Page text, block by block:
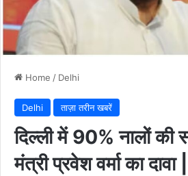
Home / Delhi
Delhi ताज़ा तरीन खबरें
दिल्ली में 90% नालों की
मंत्री प्रवेश वर्मा का